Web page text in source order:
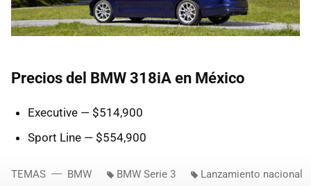
Precios del BMW 318iA en México
Executive — $514,900
Sport Line — $554,900
TEMAS BMW BMW Serie 3 Lanzamiento nacional